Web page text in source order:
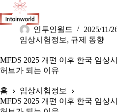
인투인월드
2025/11/
임상시험정보 , 규제 동향
MFDS 2025 개편 이후 한국 임상
허브가 되는 이유
홈
임상시험정보
MFDS 2025 개편 이후 한국 임상